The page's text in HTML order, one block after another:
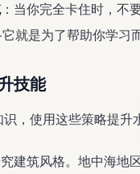
：当你完全卡住时，不
就是为了帮助你学习
技能
，使用这些策略提升
建筑风格。地中海地